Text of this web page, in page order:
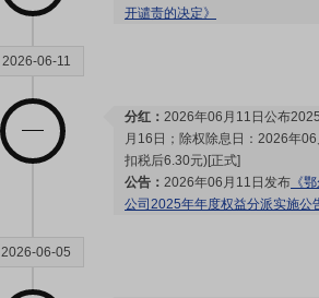
开谴责的决定》
2026-06-11
分红： 2026年06月11日公布
月16日；除权除息日：2026年
扣税后6.30元)[正式]
公告： 2026年06月11日发布 《
公司2025年年度权益分派实施公
2026-06-05